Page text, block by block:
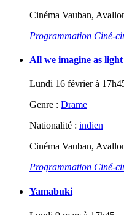
Cinéma Vauban,
Programmation Ciné-
All we imagine as light
Lundi 16 février à
Genre : Drame
Nationalité : indien
Cinéma Vauban,
Programmation Ciné-
Yamabuki